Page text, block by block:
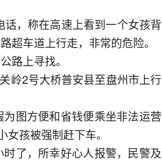
，称在高速上看到一个女孩背
超车道上行走，非常的危险。
路上寻找。
岭2号大桥普安县至盘州市上行
图方便和省钱便乘坐非法运营
孩被强制赶下车。
了，所幸好心人报警，民警及